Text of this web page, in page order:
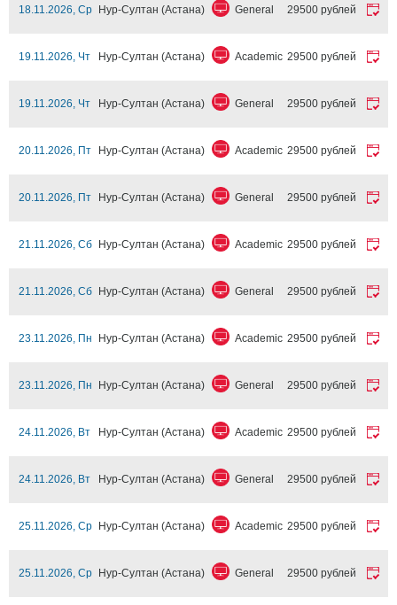
18.11.2026, Ср Нур-Султан (Астана) General 29500 рублей
19.11.2026, Чт Нур-Султан (Астана) Academic 29500 рублей
19.11.2026, Чт Нур-Султан (Астана) General 29500 рублей
20.11.2026, Пт Нур-Султан (Астана) Academic 29500 рублей
20.11.2026, Пт Нур-Султан (Астана) General 29500 рублей
21.11.2026, Сб Нур-Султан (Астана) Academic 29500 рублей
21.11.2026, Сб Нур-Султан (Астана) General 29500 рублей
23.11.2026, Пн Нур-Султан (Астана) Academic 29500 рублей
23.11.2026, Пн Нур-Султан (Астана) General 29500 рублей
24.11.2026, Вт Нур-Султан (Астана) Academic 29500 рублей
24.11.2026, Вт Нур-Султан (Астана) General 29500 рублей
25.11.2026, Ср Нур-Султан (Астана) Academic 29500 рублей
25.11.2026, Ср Нур-Султан (Астана) General 29500 рублей